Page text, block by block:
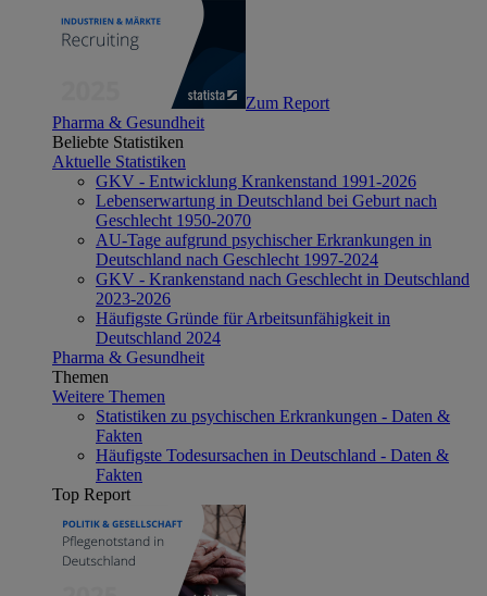
Zum Report
Pharma & Gesundheit
Beliebte Statistiken
Aktuelle Statistiken
GKV - Entwicklung Krankenstand 1991-2026
Lebenserwartung in Deutschland bei Geburt nach
Geschlecht 1950-2070
AU-Tage aufgrund psychischer Erkrankungen in
Deutschland nach Geschlecht 1997-2024
GKV - Krankenstand nach Geschlecht in Deutschland
2023-2026
Häufigste Gründe für Arbeitsunfähigkeit in
Deutschland 2024
Pharma & Gesundheit
Themen
Weitere Themen
Statistiken zu psychischen Erkrankungen - Daten &
Fakten
Häufigste Todesursachen in Deutschland - Daten &
Fakten
Top Report